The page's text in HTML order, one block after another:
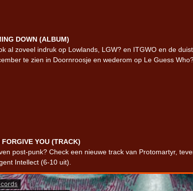
DOWN (ALBUM)
al zoveel indruk op Lowlands, LGW? en ITGWO en de
te zien in Doornroosje en wederom op Le Guess
YOU (TRACK)
post-punk? Check een nieuwe track van Protomartyr,
Intellect (6-10 uit).